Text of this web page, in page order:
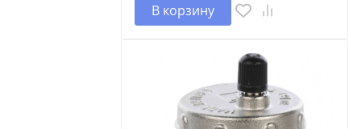
В корзину